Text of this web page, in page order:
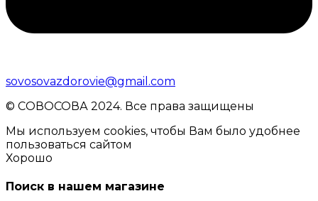
sovosovazdorovie@gmail.com
© CОВОСОВА 2024. Все права защищены
Мы используем cookies, чтобы Вам было удобнее
пользоваться сайтом
Хорошо
Поиск в нашем магазине